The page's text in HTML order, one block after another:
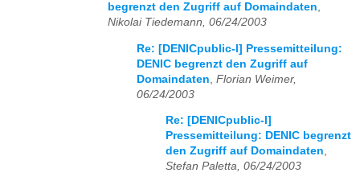
begrenzt den Zugriff auf Domaindaten,
Nikolai Tiedemann, 06/24/2003
Re: [DENICpublic-l] Pressemitteilung:
DENIC begrenzt den Zugriff auf
Domaindaten Florian Weimer,
06/24/2003
Re: [DENICpublic-l]
Pressemitteilung: DENIC begrenzt
den Zugriff auf Domaindaten,
Stefan Paletta, 06/24/2003